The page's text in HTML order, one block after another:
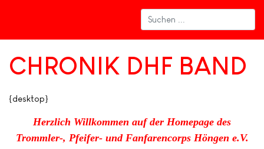
CHRONIK DHF BAND
{desktop}
Herzlich Willkommen auf der Homepage des
Trommler-, Pfeifer- und Fanfarencorps Höngen e.V.